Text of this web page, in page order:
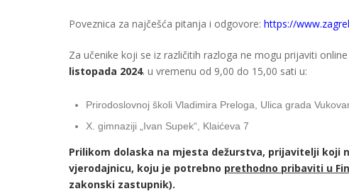
Poveznica za najčešća pitanja i odgovore: https://
Za učenike koji se iz različitih razloga ne mogu prijaviti
listopada 2024. u vremenu od 9,00 do 15,00 sati u:
Prirodoslovnoj školi Vladimira Preloga, Ulica grada
X. gimnaziji „Ivan Supek“, Klaićeva 7
Prilikom dolaska na mjesta dežurstva, prijavitelji koji
vjerodajnicu, koju je potrebno prethodno pribaviti u
zakonski zastupnik).